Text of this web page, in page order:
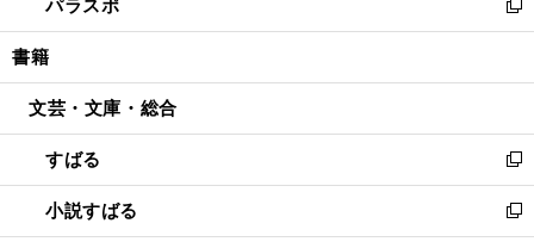
で
開
ド
ウ
開
ィ
ン
ウ
開
く
い
ウ
ン
ウ
で
開
く
パラスポ
新
し
ウ
ン
ド
ウ
で
開
書籍
文芸・文庫・総合
すばる
新
し
い
ウ
小説すばる
新
し